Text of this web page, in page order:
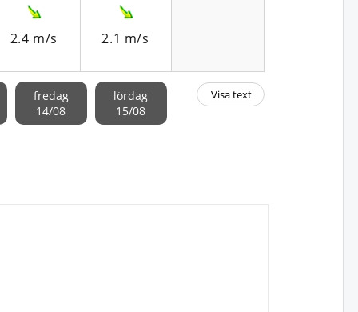
2.4 m/s 2.1 m/s
fredag
14/08
lördag
15/08
Visa text